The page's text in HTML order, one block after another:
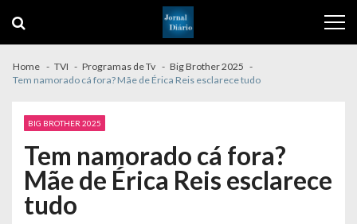
navigation
content
Home TVI Programas de Tv
Big Brother 2025
Tem namorado cá fora? Mãe de Érica Reis esclarece tudo
BIG BROTHER 2025
Tem namorado cá fora?
Mãe de Érica Reis esclarece
tudo